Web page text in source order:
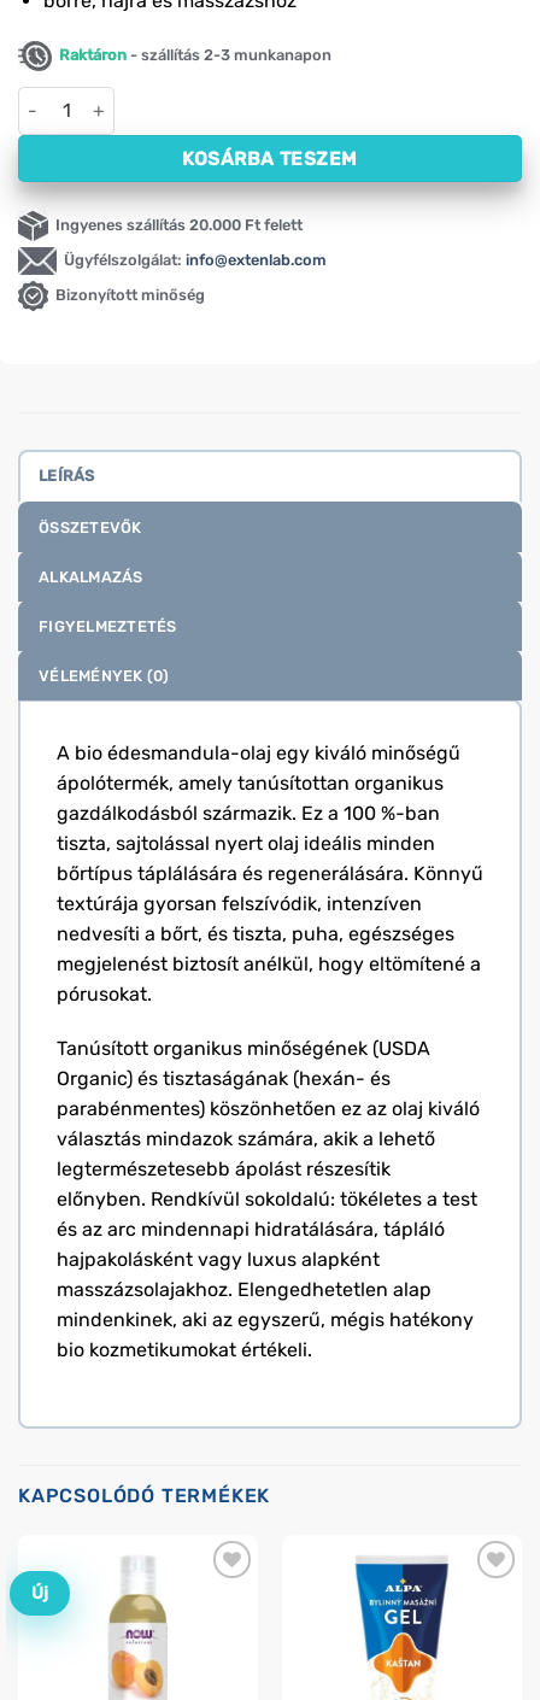
Raktáron - szállítás 2-3 munkanapon
Bio mandulaolaj NOW (237 ml) mennyiség
KOSÁRBA TESZEM
Ingyenes szállítás 20.000 Ft felett
Ügyfélszolgálat: info@extenlab.com
Bizonyított minőség
LEÍRÁS
ÖSSZETEVŐK
ALKALMAZÁS
FIGYELMEZTETÉS
VÉLEMÉNYEK (0)
A bio édesmandula-olaj egy kiváló minőségű
ápolótermék, amely tanúsítottan organikus
gazdálkodásból származik. Ez a 100 %-ban
tiszta, sajtolással nyert olaj ideális minden
bőrtípus táplálására és regenerálására. Könnyű
textúrája gyorsan felszívódik, intenzíven
nedvesíti a bőrt, és tiszta, puha, egészséges
megjelenést biztosít anélkül, hogy eltömítené a
pórusokat.
Tanúsított organikus minőségének (USDA
Organic) és tisztaságának (hexán- és
parabénmentes) köszönhetően ez az olaj kiváló
választás mindazok számára, akik a lehető
legtermészetesebb ápolást részesítik
előnyben. Rendkívül sokoldalú: tökéletes a test
és az arc mindennapi hidratálására, tápláló
hajpakolásként vagy luxus alapként
masszázsolajakhoz. Elengedhetetlen alap
mindenkinek, aki az egyszerű, mégis hatékony
bio kozmetikumokat értékeli.
KAPCSOLÓDÓ TERMÉKEK
Új